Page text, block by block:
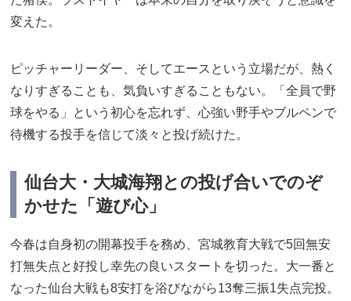
変えた。
ピッチャーリーダー、そしてエースという立場だが、熱く
なりすぎることも、気負いすぎることもない。「全員で野
球をやる」という初心を忘れず、心強い野手やブルペンで
待機する投手を信じて淡々と投げ続けた。
仙台大・大城海翔との投げ合いでのぞ
かせた「遊び心」
今春は自身初の開幕投手を務め、宮城教育大戦で5回無安
打無失点と好投し幸先の良いスタートを切った。大一番と
なった仙台大戦も8安打を浴びながら13奪三振1失点完投。